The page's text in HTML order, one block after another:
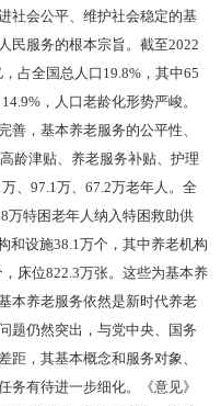
社会公平、维护社会稳定的基
民服务的根本宗旨。截至2022
占全国总人口19.8%，其中65
，人口老龄化形势严峻。
善，基本养老服务的公平性、
龄津贴、养老服务补贴、护理
、97.1万、67.2万老年人。全
万特困老年人纳入特困救助供
和设施38.1万个，其中养老机构
床位822.3万张。这些为基本养
本养老服务依然是新时代养老
题仍然突出，与党中央、国务
距，其基本概念和服务对象、
务有待进一步细化。《意见》